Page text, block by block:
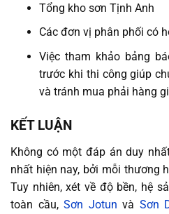
Tổng kho sơn Tịnh Anh
Các đơn vị phân phối có
Việc tham khảo bảng
trước khi thi công giúp
và tránh mua phải hàng
KẾT LUẬN
Không có một đáp án duy
nhất hiện nay, bởi mỗi thương
Tuy nhiên, xét về độ bền, hệ
toàn cầu,Sơn Jotun và Sơn